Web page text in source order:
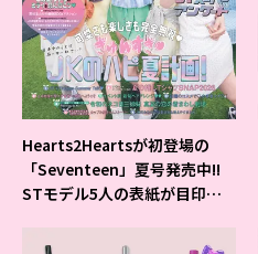
Hearts2Heartsが初登場の
「Seventeen」夏号発売中!!
STモデル5人の表紙が目印だ